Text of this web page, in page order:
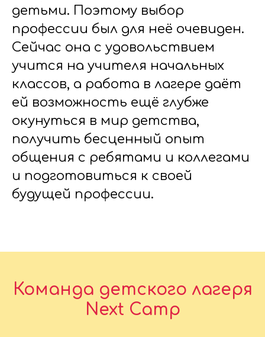
детьми. Поэтому выбор
профессии был для неё очевиден.
Сейчас она с удовольствием
учится на учителя начальных
классов, а работа в лагере даёт
ей возможность ещё глубже
окунуться в мир детства,
получить бесценный опыт
общения с ребятами и коллегами
и подготовиться к своей
будущей профессии.
Команда детского лагеря
Next Camp